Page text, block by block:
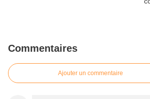
Commentaires
Ajouter un commentaire